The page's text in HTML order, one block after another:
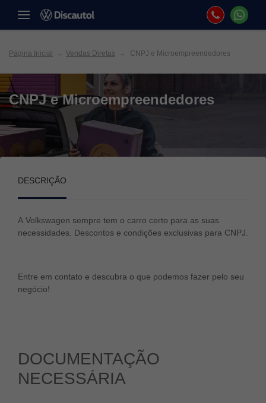
Página Inicial Vendas Diretas CNPJ e Microempreendedores
CNPJ e Microempreendedores
DESCRIÇÃO
A Volkswagen sempre tem o carro certo para as suas
necessidades. Descontos e condições exclusivas para CNPJ.
Entre em contato e descubra o que podemos fazer pelo seu
negócio!
DOCUMENTAÇÃO
NECESSÁRIA